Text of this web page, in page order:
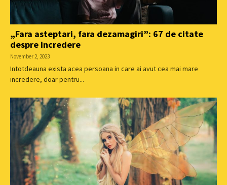
„Fara asteptari, fara dezamagiri”: 67 de citate
despre incredere
November 2, 2023
Intotdeauna exista acea persoana in care ai avut cea mai mare
incredere, doar pentru...